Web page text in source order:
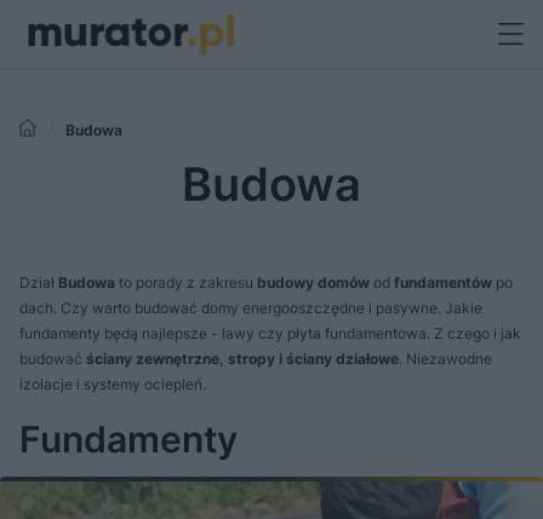
Budowa
Budowa
Dział Budowa to porady z zakresu budowy domów od fundamentów po
dach. Czy warto budować domy energooszczędne i pasywne. Jakie
fundamenty będą najlepsze - ławy czy płyta fundamentowa. Z czego i jak
budować ściany zewnętrzne, stropy i ściany działowe . Niezawodne
izolacje i systemy ociepleń.
Fundamenty